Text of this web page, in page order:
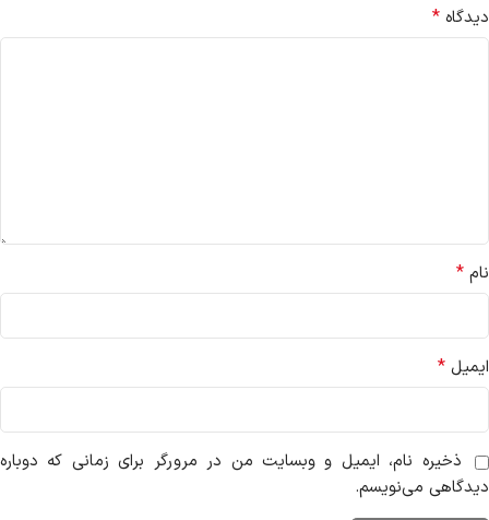
دیدگاه *
نام *
ایمیل *
ذخیره نام، ایمیل و وبسایت من در مرورگر برای زمانی که دوباره
دیدگاهی می‌نویسم.